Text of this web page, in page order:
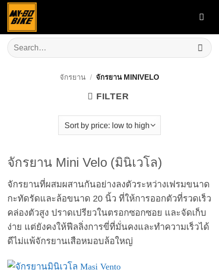
Skip
content
Search
for:
จักรยาน / จักรยาน MINIVELO
FILTER
จักรยาน Mini Velo (มินิเวโล)
จักรยานที่ผสมผสานกันอย่างลงตัวระหว่างเฟรมขนาด
กะทัดรัดและล้อขนาด 20 นิ้ว ที่ให้การออกตัวที่รวดเร็ว
คล่องตัวสูง ปราดเปรียวในตรอกซอกซอย และจัดเก็บ
ง่าย แต่ยังคงให้ฟีลลิ่งการขี่ที่มั่นคงและทำความเร็วได้
ดีไม่แพ้จักรยานเสือหมอบล้อใหญ่